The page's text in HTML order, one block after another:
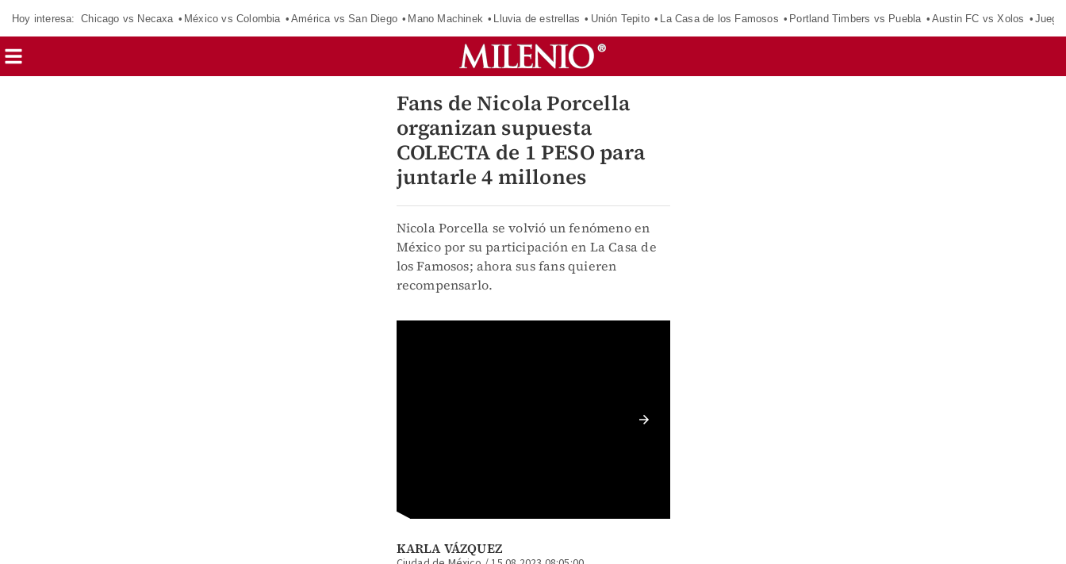
Hoy interesa: Chicago vs Necaxa México vs Colombia América vs San Diego Mano Machinek Lluvia de estrellas Unión Tepito La Casa de los Famosos Portland Timbers vs Puebla Austin FC vs Xolos
Fans de Nicola Porcella
organizan supuesta
COLECTA de 1 PESO para
juntarle 4 millones
Nicola Porcella se volvió un fenómeno en
México por su participación en La Casa de
los Famosos; ahora sus fans quieren
recompensarlo.
KARLA VÁZQUEZ